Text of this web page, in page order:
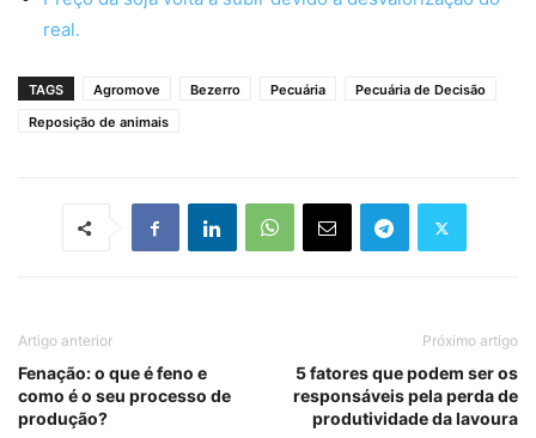
real.
TAGS Agromove Bezerro Pecuária
Pecuária de Decisão
Reposição de animais
Artigo anterior
Fenação: o que é feno e
como é o seu processo de
produção?
Próximo artigo
5 fatores que podem ser os
responsáveis pela perda de
produtividade da lavoura